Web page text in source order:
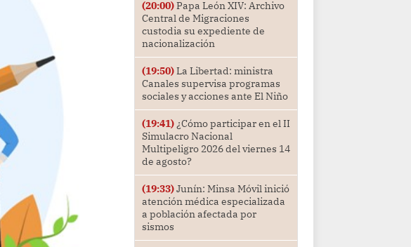
(20:00)Papa León XIV: Archivo
Central de Migraciones
custodia su expediente de
nacionalización
(19:50)La Libertad: ministra
Canales supervisa programas
sociales y acciones ante El Niño
(19:41)¿Cómo participar en el II
Simulacro Nacional
Multipeligro 2026 del viernes 14
de agosto?
(19:33)Junín: Minsa Móvil inició
atención médica especializada
a población afectada por
sismos